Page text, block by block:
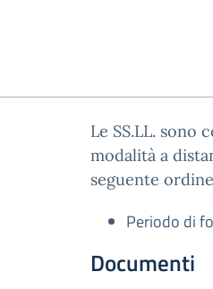
Le SS.LL. sono
modalità a
seguente
Periodo di
Documenti